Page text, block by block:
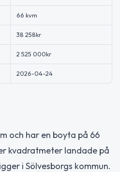
66 kvm
38 258kr
2 525 000kr
2026-04-24
och har en boyta på 66
kvadratmeter landade på
i Sölvesborgs kommun.